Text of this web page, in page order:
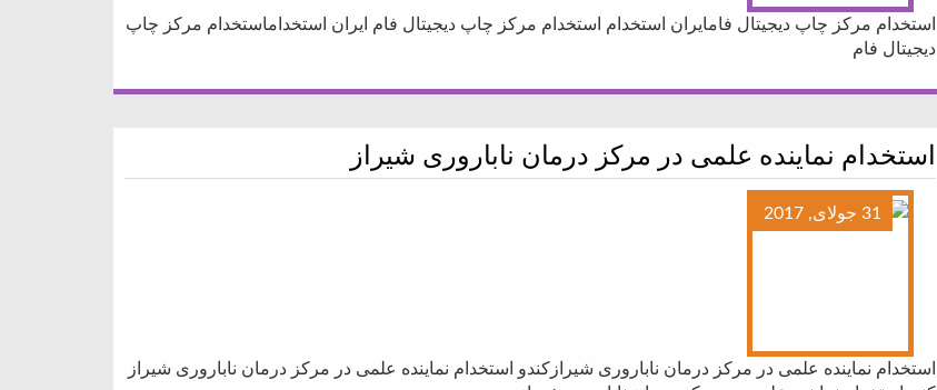
استخدام مرکز چاپ دیجیتال فامایران استخدام استخدام مرکز چاپ دیجیتال فام ایران استخداماستخدام مرکز چاپ
دیجیتال فام
استخدام نماینده علمی در مرکز درمان ناباروری شیراز
31 جولای, 2017
استخدام نماینده علمی در مرکز درمان ناباروری شیرازکندو استخدام نماینده علمی در مرکز درمان ناباروری شیراز